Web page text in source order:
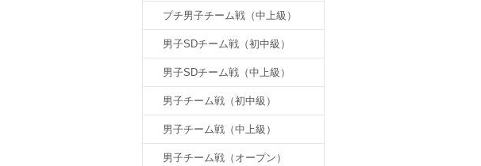
プチ男子チーム戦（中上級）
男子SDチーム戦（初中級）
男子SDチーム戦（中上級）
男子チーム戦（初中級）
男子チーム戦（中上級）
男子チーム戦（オープン）